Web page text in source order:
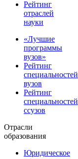
Рейтинг
отраслей
науки
«Лучшие
программы
вузов»
Рейтинг
специальностей
вузов
Рейтинг
специальностей
ссузов
Отрасли
образования
Юридическое